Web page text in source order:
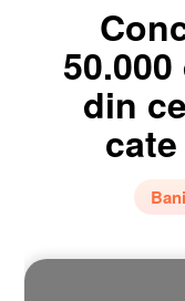
50.000
din
cate
Bani